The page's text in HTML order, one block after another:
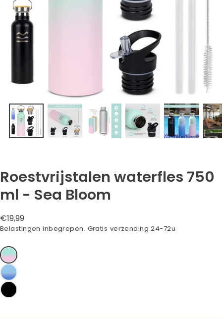
Roestvrijstalen waterfles 750
ml - Sea Bloom
Normale
prijs
€19,99
Belastingen inbegrepen. Gratis verzending 24-72u